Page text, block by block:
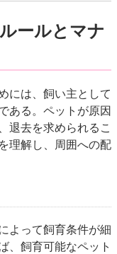
ールとマナ
には、飼い主として
ある。ペットが原因
退去を求められるこ
理解し、周囲への配
よって飼育条件が細
、飼育可能なペット